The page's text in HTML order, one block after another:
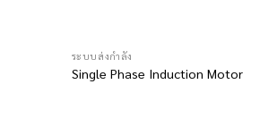
ระบบส่งกำลัง
Single Phase Induction Motor